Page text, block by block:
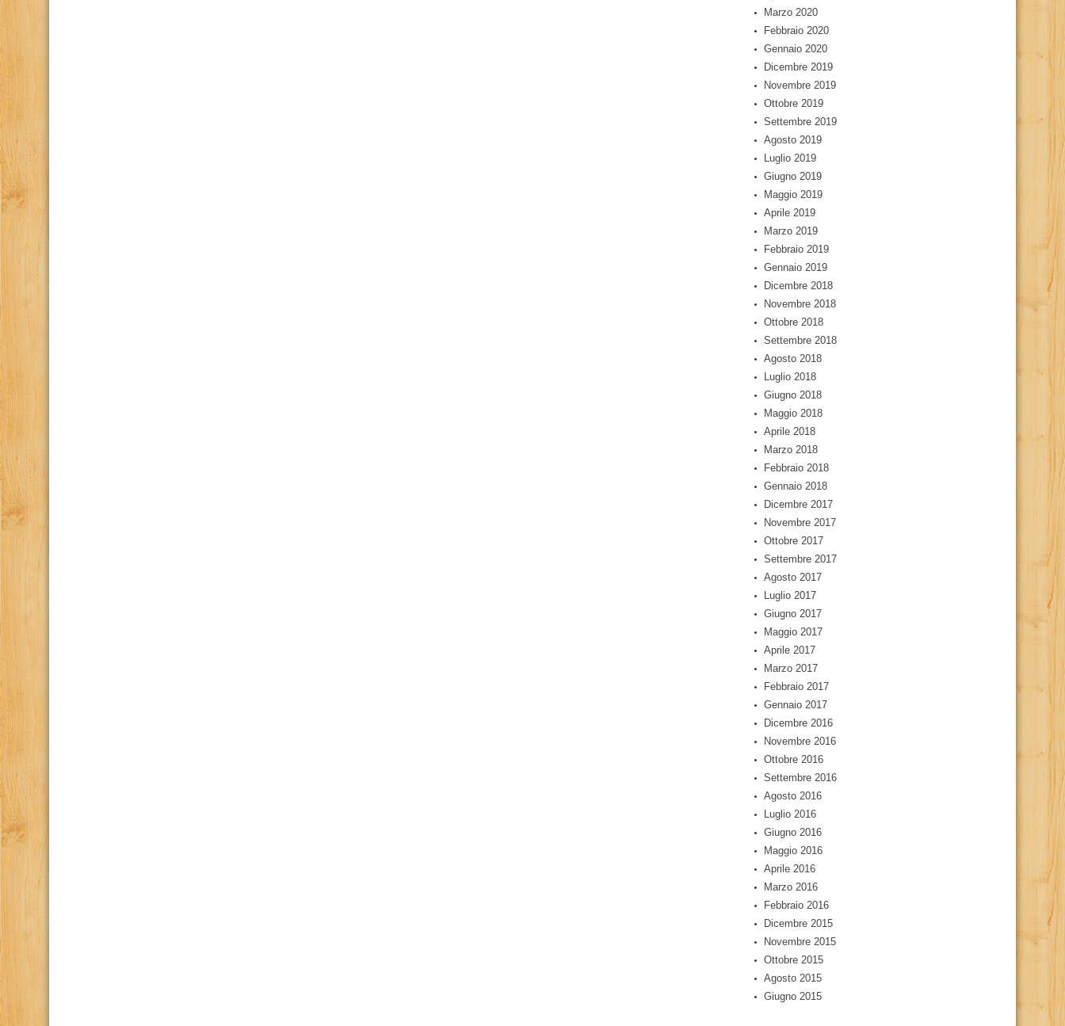
Marzo 2020
Febbraio 2020
Gennaio 2020
Dicembre 2019
Novembre 2019
Ottobre 2019
Settembre 2019
Agosto 2019
Luglio 2019
Giugno 2019
Maggio 2019
Aprile 2019
Marzo 2019
Febbraio 2019
Gennaio 2019
Dicembre 2018
Novembre 2018
Ottobre 2018
Settembre 2018
Agosto 2018
Luglio 2018
Giugno 2018
Maggio 2018
Aprile 2018
Marzo 2018
Febbraio 2018
Gennaio 2018
Dicembre 2017
Novembre 2017
Ottobre 2017
Settembre 2017
Agosto 2017
Luglio 2017
Giugno 2017
Maggio 2017
Aprile 2017
Marzo 2017
Febbraio 2017
Gennaio 2017
Dicembre 2016
Novembre 2016
Ottobre 2016
Settembre 2016
Agosto 2016
Luglio 2016
Giugno 2016
Maggio 2016
Aprile 2016
Marzo 2016
Febbraio 2016
Dicembre 2015
Novembre 2015
Ottobre 2015
Agosto 2015
Giugno 2015